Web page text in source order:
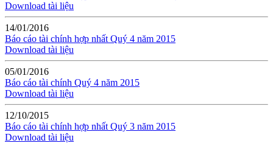
Download tài liệu
14/01/2016
Báo cáo tài chính hợp nhất Quý 4 năm 2015
Download tài liệu
05/01/2016
Báo cáo tài chính Quý 4 năm 2015
Download tài liệu
12/10/2015
Báo cáo tài chính hợp nhất Quý 3 năm 2015
Download tài liệu